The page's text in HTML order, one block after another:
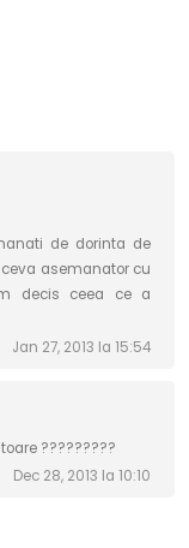
de dorinta de
asemanator cu
decis ceea ce a
Jan 27, 2013 la 15:54
?????????
Dec 28, 2013 la 10:10